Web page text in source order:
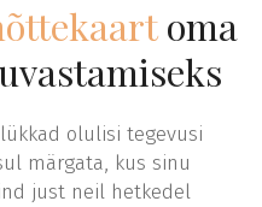
oma
olulisi tegevusi
märgata, kus sinu
just neil hetkedel